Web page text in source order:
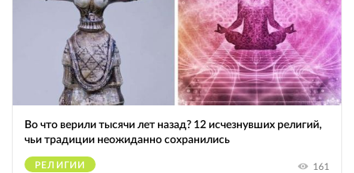
Во что верили тысячи лет назад? 12 исчезнувших религий,
чьи традиции неожиданно сохранились
РЕЛИГИИ 161